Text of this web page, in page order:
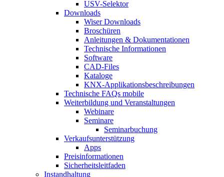
USV-Selektor
Downloads
Wiser Downloads
Broschüren
Anleitungen & Dokumentationen
Technische Informationen
Software
CAD-Files
Kataloge
KNX-Applikationsbeschreibungen
Technische FAQs mobile
Weiterbildung und Veranstaltungen
Webinare
Seminare
Seminarbuchung
Verkaufsunterstützung
Apps
Preisinformationen
Sicherheitsleitfaden
Instandhaltung